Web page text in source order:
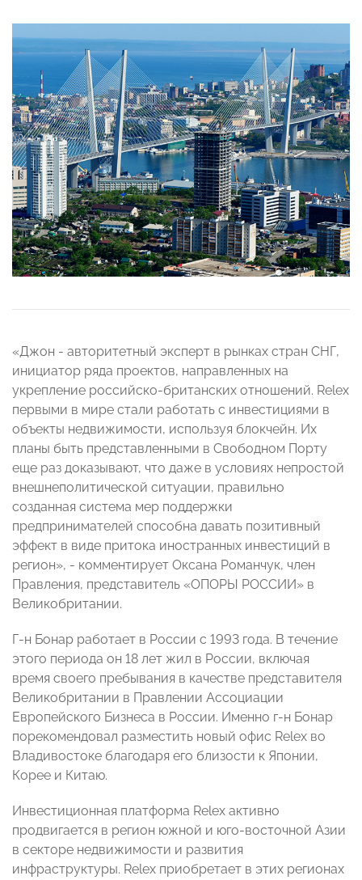
«Джон - авторитетный эксперт в рынках стран СНГ,
инициатор ряда проектов, направленных на
укрепление российско-британских отношений. Relex
первыми в мире стали работать с инвестициями в
объекты недвижимости, используя блокчейн. Их
планы быть представленными в Свободном Порту
еще раз доказывают, что даже в условиях непростой
внешнеполитической ситуации, правильно
созданная система мер поддержки
предпринимателей способна давать позитивный
эффект в виде притока иностранных инвестиций в
регион», - комментирует Оксана Романчук, член
Правления, представитель «ОПОРЫ РОССИИ» в
Великобритании.
Г-н Бонар работает в России с 1993 года. В течение
этого периода он 18 лет жил в России, включая
время своего пребывания в качестве представителя
Великобритании в Правлении Ассоциации
Европейского Бизнеса в России. Именно г-н Бонар
порекомендовал разместить новый офис Relex во
Владивостоке благодаря его близости к Японии,
Корее и Китаю.
Инвестиционная платформа Relex активно
продвигается в регион южной и юго-восточной Азии
в секторе недвижимости и развития
инфраструктуры. Relex приобретает в этих регионах